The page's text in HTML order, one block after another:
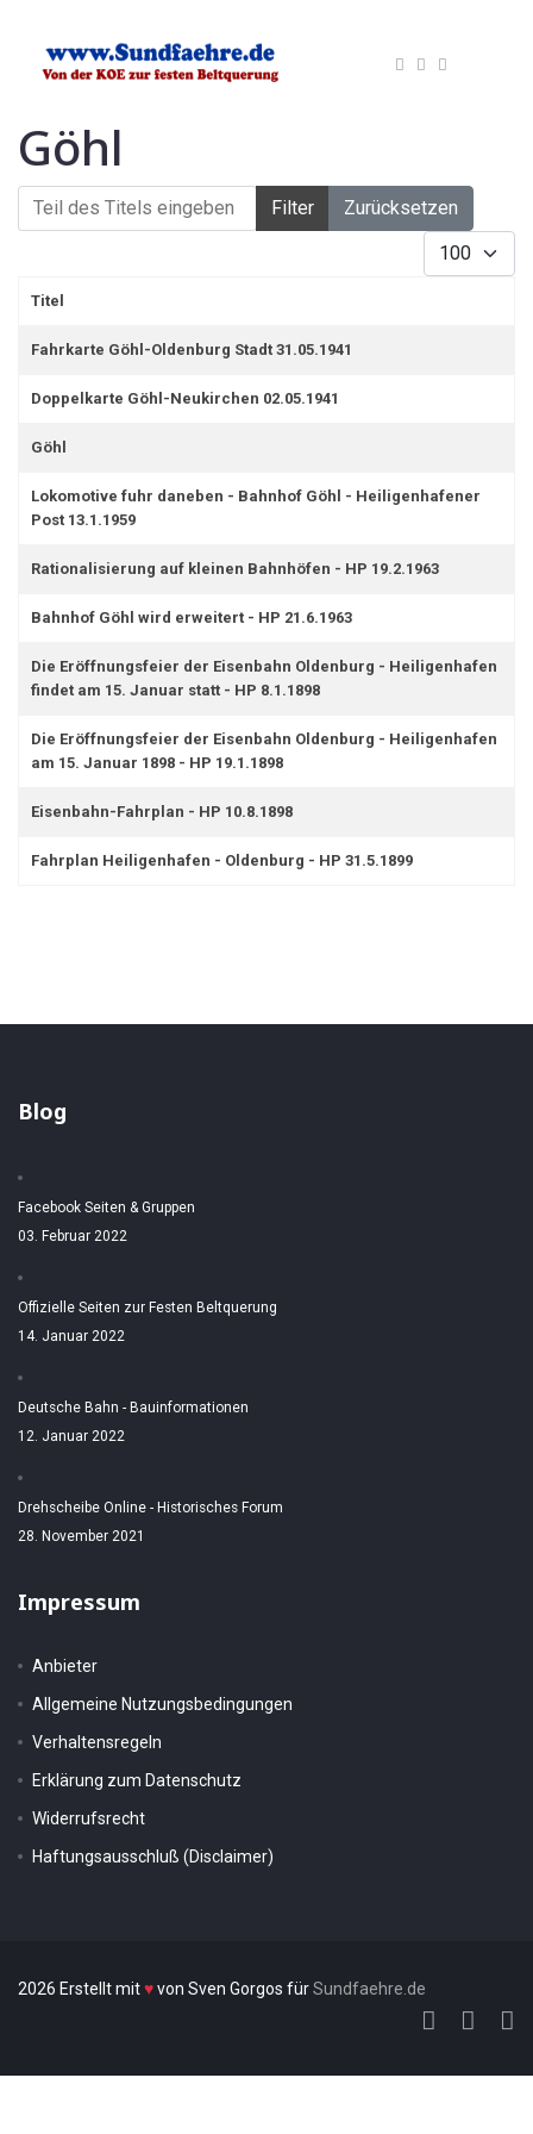
Göhl
Teil des Titels eingeben
Filter Zurücksetzen
Anzeige #
Titel
Fahrkarte Göhl-Oldenburg Stadt 31.05.1941
Doppelkarte Göhl-Neukirchen 02.05.1941
Göhl
Lokomotive fuhr daneben - Bahnhof Göhl - Heiligenhafener
Post 13.1.1959
Rationalisierung auf kleinen Bahnhöfen - HP 19.2.1963
Bahnhof Göhl wird erweitert - HP 21.6.1963
Die Eröffnungsfeier der Eisenbahn Oldenburg - Heiligenhafen
findet am 15. Januar statt - HP 8.1.1898
Die Eröffnungsfeier der Eisenbahn Oldenburg - Heiligenhafen
am 15. Januar 1898 - HP 19.1.1898
Eisenbahn-Fahrplan - HP 10.8.1898
Fahrplan Heiligenhafen - Oldenburg - HP 31.5.1899
Blog
Facebook Seiten & Gruppen
03. Februar 2022
Offizielle Seiten zur Festen Beltquerung
14. Januar 2022
Deutsche Bahn - Bauinformationen
12. Januar 2022
Drehscheibe Online - Historisches Forum
28. November 2021
Impressum
Anbieter
Allgemeine Nutzungsbedingungen
Verhaltensregeln
Erklärung zum Datenschutz
Widerrufsrecht
Haftungsausschluß (Disclaimer)
2026 Erstellt mit♥von Sven Gorgos fürSundfaehre.de